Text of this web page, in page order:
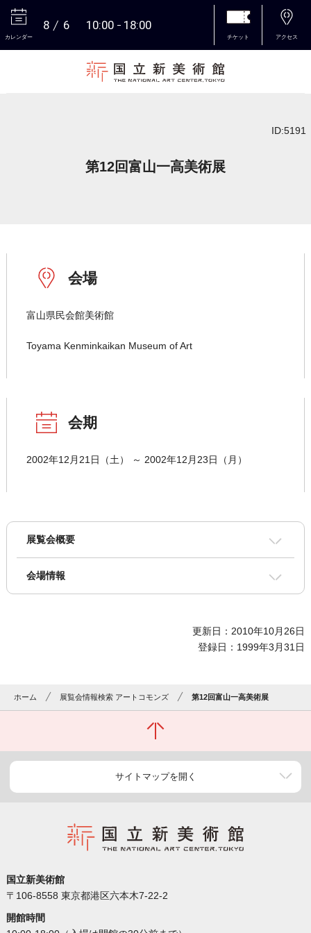
カレンダー
8 6 10:00 18:00
チケット アクセス
ID:5191
第12回富山一高美術展
会場
富山県民会館美術館
Toyama Kenminkaikan Museum of Art
会期
2002年12月21日（土） ～ 2002年12月23日（月）
展覧会概要
会場情報
更新日：2010年10月26日
登録日：1999年3月31日
ホーム 展覧会情報検索 アートコモンズ 第12回富山一高美術展
サイトマップを開く
国立新美術館
〒106-8558 東京都港区六本木7-22-2
開館時間